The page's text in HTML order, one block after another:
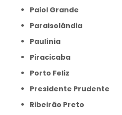
Paiol Grande
Paraisolândia
Paulínia
Piracicaba
Porto Feliz
Presidente Prudente
Ribeirão Preto